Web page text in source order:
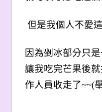
但是我個人不愛
因為剉冰部分只
讓我吃完芒果後
作人員收走了~~(